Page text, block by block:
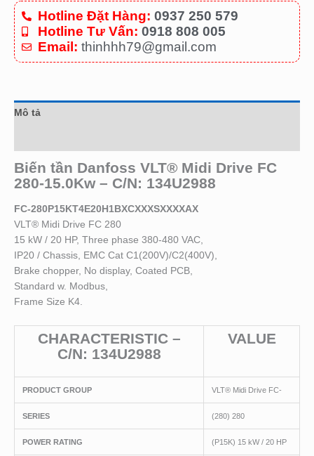
Hotline Đặt Hàng: 0937 250 579
Hotline Tư Vấn: 0918 808 005
Email: thinhhh79@gmail.com
Mô tả
Biến tần Danfoss VLT® Midi Drive FC
280-15.0Kw – C/N: 134U2988
FC-280P15KT4E20H1BXCXXXSXXXXAX
VLT® Midi Drive FC 280
15 kW / 20 HP, Three phase 380-480 VAC,
IP20 / Chassis, EMC Cat C1(200V)/C2(400V),
Brake chopper, No display, Coated PCB,
Standard w. Modbus,
Frame Size K4.
CHARACTERISTIC –
C/N: 134U2988
VALUE
PRODUCT GROUP VLT® Midi Drive FC-
SERIES (280) 280
POWER RATING (P15K) 15 kW / 20 HP